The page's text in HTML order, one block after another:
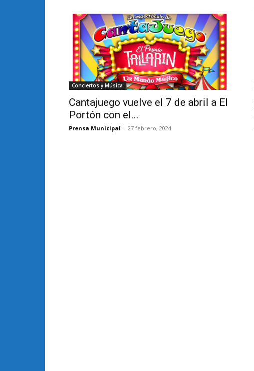
Conciertos y Música
Cantajuego vuelve el 7 de abril a El
Portón con el...
Prensa Municipal - 27 febrero, 2024